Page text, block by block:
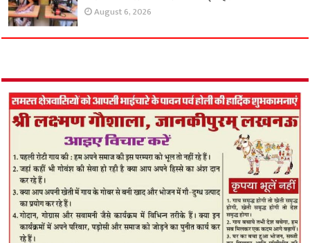
August 6, 2026